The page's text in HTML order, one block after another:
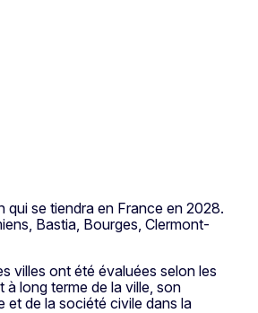
qui se tiendra en France en 2028.
Bastia, Bourges, Clermont-
villes ont été évaluées selon les
long terme de la ville, son
et de la société civile dans la